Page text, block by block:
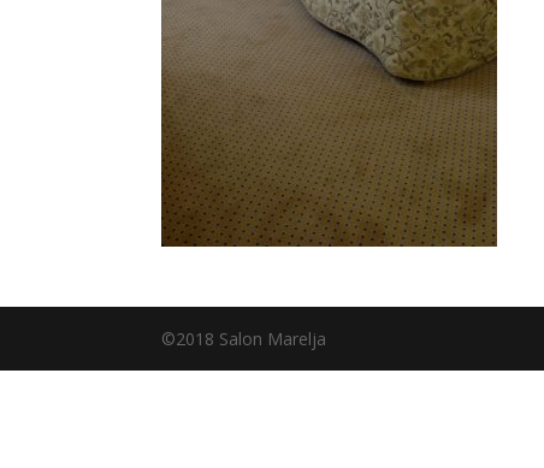
©2018 Salon Marelja